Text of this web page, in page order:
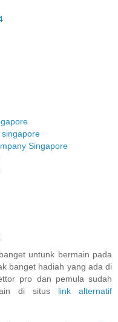
Singapore
untunk bermain pada
banget hadiah yang ada di
pro dan pemula sudah
di situs link alternatif